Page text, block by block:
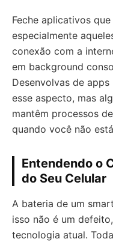
Feche aplicativos
especialmente
conexão com a
em background
Desenvolvas de
esse aspecto, mas
mantêm processos
quando você não
Entendendo o
do Seu Celular
A bateria de um
isso não é um
tecnologia atual.